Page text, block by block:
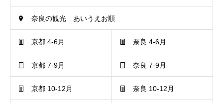
奈良の観光 あいうえお順
京都 4-6月 奈良 4-6月
京都 7-9月 奈良 7-9月
京都 10-12月 奈良 10-12月